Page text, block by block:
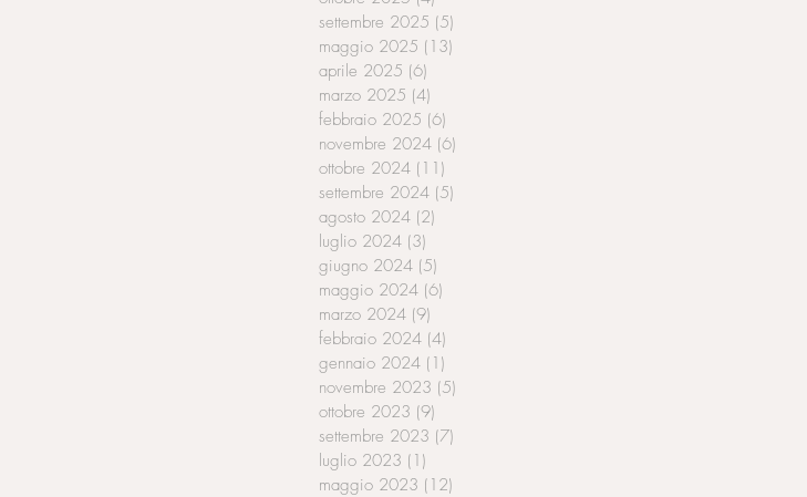
settembre 2025 (5)
maggio 2025 (13)
aprile 2025 (6)
marzo 2025 (4)
febbraio 2025 (6)
novembre 2024 (6)
ottobre 2024 (11)
settembre 2024 (5)
agosto 2024 (2)
luglio 2024 (3)
giugno 2024 (5)
maggio 2024 (6)
marzo 2024 (9)
febbraio 2024 (4)
gennaio 2024 (1)
novembre 2023 (5)
ottobre 2023 (9)
settembre 2023 (7)
luglio 2023 (1)
maggio 2023 (12)